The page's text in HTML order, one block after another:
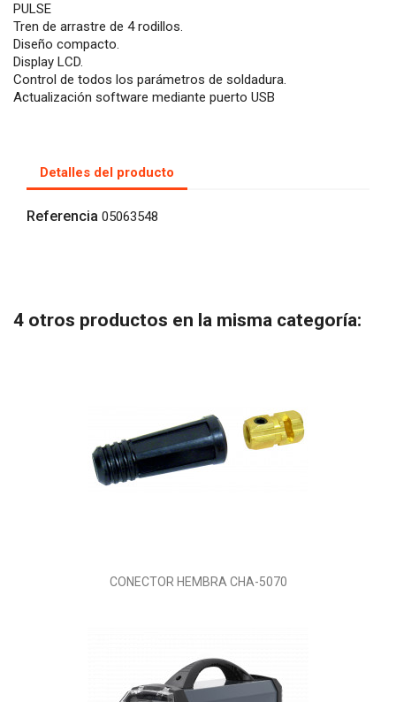
PULSE
Tren de arrastre de 4 rodillos.
Diseño compacto.
Display LCD.
Control de todos los parámetros de soldadura.
Actualización software mediante puerto USB
Detalles del producto
Referencia 05063548
4 otros productos en la misma categoría:
CONECTOR HEMBRA CHA-5070